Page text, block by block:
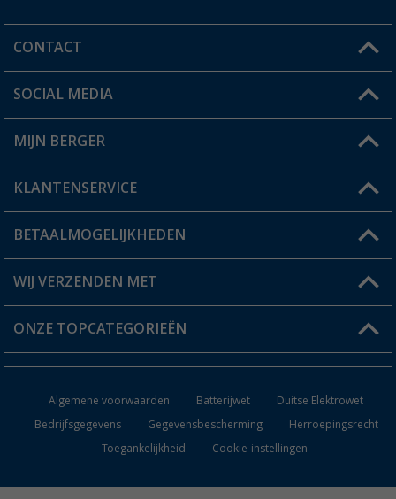
CONTACT
Een vraag?
Winkel vinden
SOCIAL MEDIA
MIJN BERGER
Mijn account
Status bestelling
Verlanglijstje
KLANTENSERVICE
FAQ & Contact
Verzendinformatie
Catalogus
BETAALMOGELIJKHEDEN
WIJ VERZENDEN MET
ONZE TOPCATEGORIEËN
Keukenaccessoires
Campingmeubilair
Campingtoiletten
Algemene voorwaarden Batterijwet
Duitse Elektrowet
Bedrijfsgegevens
Gegevensbescherming
Herroepingsrecht
Toegankelijkheid
Cookie-instellingen